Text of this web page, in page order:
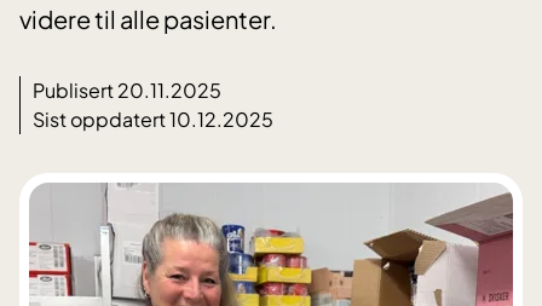
videre til alle pasienter.
Publisert 20.11.2025
Sist oppdatert 10.12.2025